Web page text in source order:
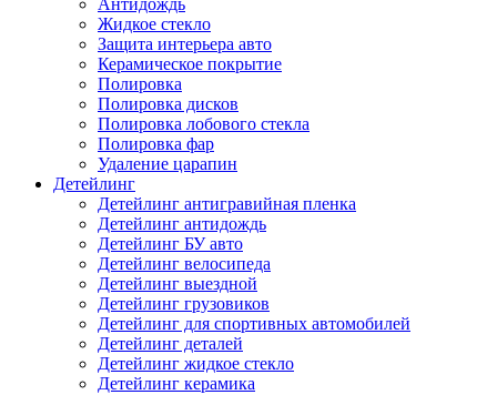
Антидождь
Жидкое стекло
Защита интерьера авто
Керамическое покрытие
Полировка
Полировка дисков
Полировка лобового стекла
Полировка фар
Удаление царапин
Детейлинг
Детейлинг антигравийная пленка
Детейлинг антидождь
Детейлинг БУ авто
Детейлинг велосипеда
Детейлинг выездной
Детейлинг грузовиков
Детейлинг для спортивных автомобилей
Детейлинг деталей
Детейлинг жидкое стекло
Детейлинг керамика